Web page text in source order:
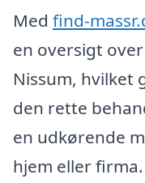
Med find-
en oversigt
Nissum, hvilket
den rette
en udkørende
hjem eller